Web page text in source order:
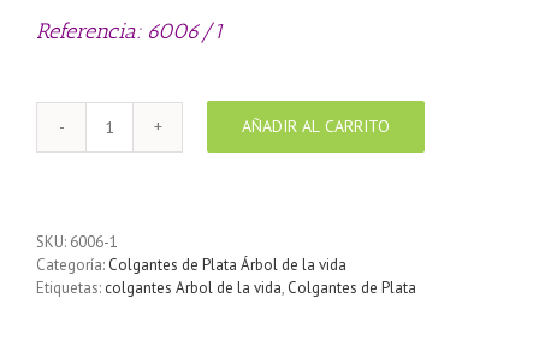
Referencia: 6006/1
Colgante
de
de
la
vida
AÑADIR AL CARRITO
SKU: 6006-1
Categoría: Colgantes de Plata Árbol de la vida
Etiquetas: colgantes Arbol de la vida, Colgantes de Plata